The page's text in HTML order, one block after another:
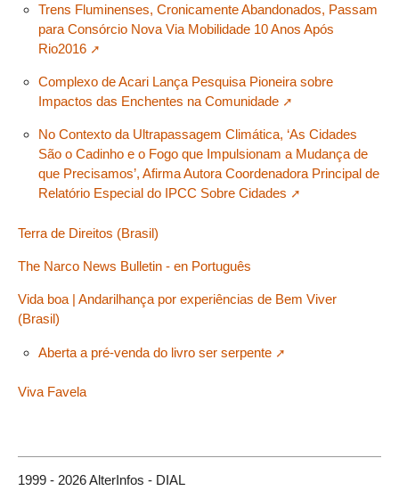
Trens Fluminenses, Cronicamente Abandonados, Passam
para Consórcio Nova Via Mobilidade 10 Anos Após
Rio2016
Complexo de Acari Lança Pesquisa Pioneira sobre
Impactos das Enchentes na Comunidade
No Contexto da Ultrapassagem Climática, ‘As Cidades
São o Cadinho e o Fogo que Impulsionam a Mudança de
que Precisamos’, Afirma Autora Coordenadora Principal de
Relatório Especial do IPCC Sobre Cidades
Terra de Direitos (Brasil)
The Narco News Bulletin - en Português
Vida boa | Andarilhança por experiências de Bem Viver
(Brasil)
Aberta a pré-venda do livro ser serpente
Viva Favela
1999 - 2026 AlterInfos - DIAL